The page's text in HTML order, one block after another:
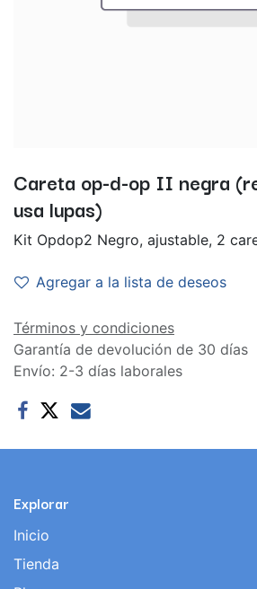
Careta op-d-op II negra
usa lupas)
Kit Opdop2 Negro, ajustable, 2
Agregar a la lista de deseos
Términos y condiciones
Garantía de devolución de 30 días
Envío: 2-3 días laborales
Explorar
Inicio
Tienda